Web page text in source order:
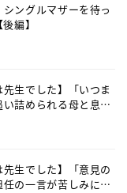
シングルマザーを待っ
編】
先生でした】「いつま
詰められる母と息子
先生でした】「意見の
任の一言が苦しみに…